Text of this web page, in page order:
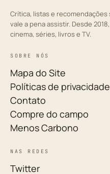
Crítica, listas e
vale a pena assistir. Desde
cinema, séries, livros e TV.
SOBRE NÓS
Mapa do Site
Políticas de privacidade
Contato
Compre do campo
Menos Carbono
NAS REDES
Twitter